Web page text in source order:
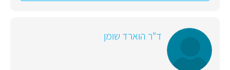
ד"ר הוארד שומן